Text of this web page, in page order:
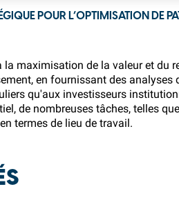
POUR L’OPTIMISATION DE
maximisation de la valeur et du
en fournissant des analyses
qu'aux investisseurs
de nombreuses tâches, telles
termes de lieu de travail.